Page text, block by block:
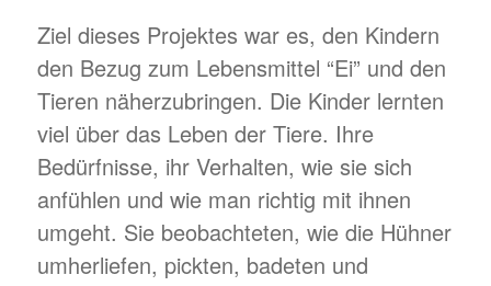
Ziel dieses Projektes war es, den Kindern
den Bezug zum Lebensmittel “Ei” und den
Tieren näherzubringen. Die Kinder lernten
viel über das Leben der Tiere. Ihre
Bedürfnisse, ihr Verhalten, wie sie sich
anfühlen und wie man richtig mit ihnen
umgeht. Sie beobachteten, wie die Hühner
umherliefen, pickten, badeten und